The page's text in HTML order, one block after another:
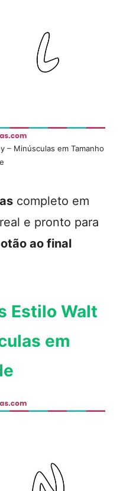
– Minúsculas em Tamanho
completo em
e pronto para
ao final
Estilo Walt
em